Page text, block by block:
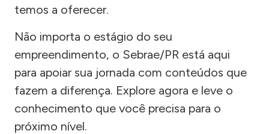
temos a oferecer.
Não importa o estágio do seu
empreendimento, o Sebrae/PR está aqui
para apoiar sua jornada com conteúdos que
fazem a diferença. Explore agora e leve o
conhecimento que você precisa para o
próximo nível.